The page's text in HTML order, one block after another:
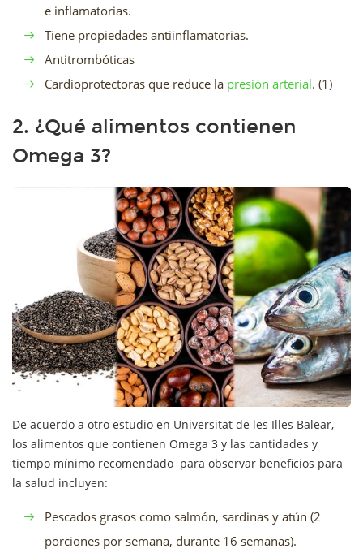
e inflamatorias.
Tiene propiedades antiinflamatorias.
Antitrombóticas
Cardioprotectoras que reduce la presión arterial. (1)
2. ¿Qué alimentos contienen
Omega 3?
De acuerdo a otro estudio en Universitat de les Illes Balear,
los alimentos que contienen Omega 3 y las cantidades y
tiempo mínimo recomendado para observar beneficios para
la salud incluyen:
Pescados grasos como salmón, sardinas y atún (2
porciones por semana, durante 16 semanas).